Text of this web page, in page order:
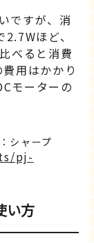
ですが、消
ほど、
べると消費
用はかかり
モーターの
シャープ
pj-
い方